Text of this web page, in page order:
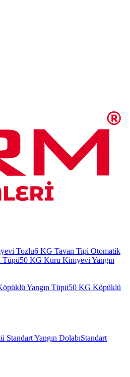
Tozlu6 KG Tavan Tipi Otomatik
Tüpü50 KG Kuru Kimyevi Yangın
Yangın Tüpü50 KG Köpüklü
Standart Yangın DolabıStandart